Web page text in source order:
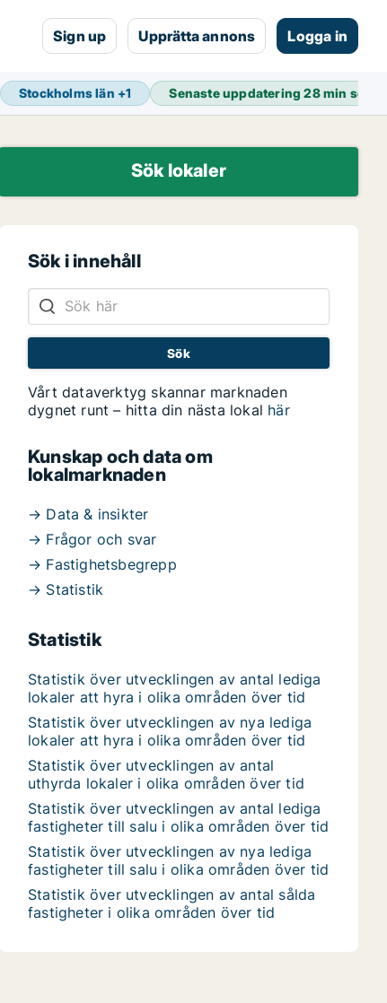
Sign up Upprätta annons Logga in
Stockholms län +1 Senaste uppdatering28 min
Sök lokaler
Sök i innehåll
Vårt dataverktyg skannar marknaden
dygnet runt – hitta din nästa lokal här
Kunskap och data om
lokalmarknaden
→ Data & insikter
→ Frågor och svar
→ Fastighetsbegrepp
→ Statistik
Statistik
Statistik över utvecklingen av antal lediga
lokaler att hyra i olika områden över tid
Statistik över utvecklingen av nya lediga
lokaler att hyra i olika områden över tid
Statistik över utvecklingen av antal
uthyrda lokaler i olika områden över tid
Statistik över utvecklingen av antal lediga
fastigheter till salu i olika områden över tid
Statistik över utvecklingen av nya lediga
fastigheter till salu i olika områden över tid
Statistik över utvecklingen av antal sålda
fastigheter i olika områden över tid